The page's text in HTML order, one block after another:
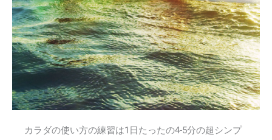
カラダの使い方の練習は1日たったの4-5分の超シンプ